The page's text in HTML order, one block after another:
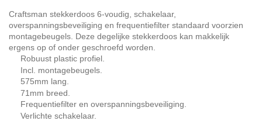
gallerij
Craftsman stekkerdoos 6-voudig, schakelaar,
overspanningsbeveiliging en frequentiefilter standaard voorzien
montagebeugels. Deze degelijke stekkerdoos kan makkelijk
ergens op of onder geschroefd worden.
Robuust plastic profiel.
Incl. montagebeugels.
575mm lang.
71mm breed.
Frequentiefilter en overspanningsbeveiliging.
Verlichte schakelaar.